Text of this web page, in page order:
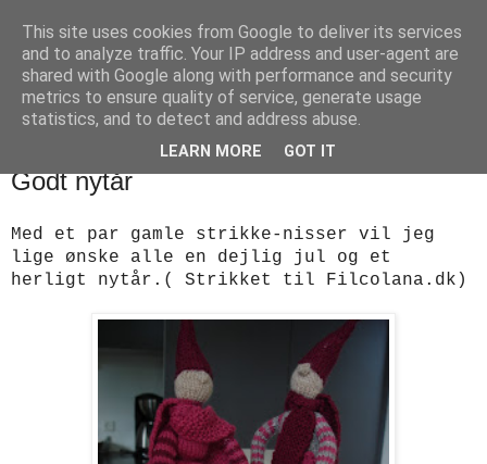
designstrik.dk
.... en side om en yndlingsbeskæftigelse: håndstrik
søndag den 17. december 2017
Godt nytår
Med et par gamle strikke-nisser vil jeg
lige ønske alle en dejlig jul og et
herligt nytår.( Strikket til Filcolana.dk)
This site uses cookies from Google to deliver its services
and to analyze traffic. Your IP address and user-agent are
shared with Google along with performance and security
metrics to ensure quality of service, generate usage
statistics, and to detect and address abuse.
LEARN MORE GOT IT